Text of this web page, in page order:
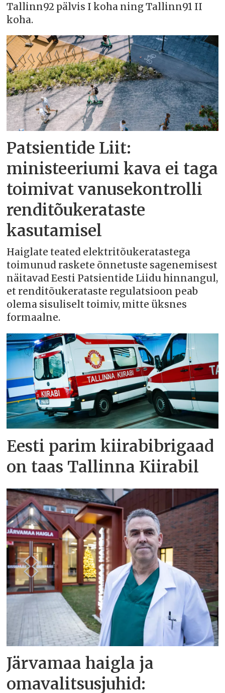
Tallinn92 pälvis I koha ning Tallinn91 II
koha.
Patsientide Liit:
ministeeriumi kava ei taga
toimivat vanusekontrolli
renditõukerataste
kasutamisel
Haiglate teated elektritõukeratastega
toimunud raskete õnnetuste sagenemisest
näitavad Eesti Patsientide Liidu hinnangul,
et renditõukerataste regulatsioon peab
olema sisuliselt toimiv, mitte üksnes
formaalne.
Eesti parim kiirabibrigaad
on taas Tallinna Kiirabil
Järvamaa haigla ja
omavalitsusjuhid: